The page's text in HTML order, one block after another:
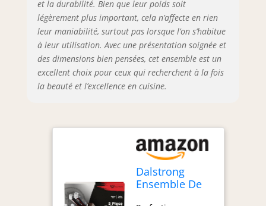
main sur un poli
miroir à 8-12° par
côté en utilisant la
méthode
traditionnelle
Honbazuke en 3
étapes. Refroidi à
flexibilité et la
résistance à la
corrosion. La
puissance
Dalstrong: Une
et la durabilité. Bien que leur poids soit
légèrement plus important, cela n’affecte en rien
leur maniabilité, surtout pas lorsque l’on s’habitue
à leur utilisation. Avec une présentation soignée et
des dimensions bien pensées, cet ensemble est un
excellent choix pour ceux qui recherchent à la fois
la beauté et l’excellence en cuisine.
Dalstrong
Ensemble De